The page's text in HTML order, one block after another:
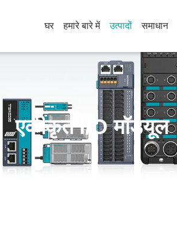
घर हमारे बारे में उत्पादों समाधान
एकीकृत I/O मॉड्यूल